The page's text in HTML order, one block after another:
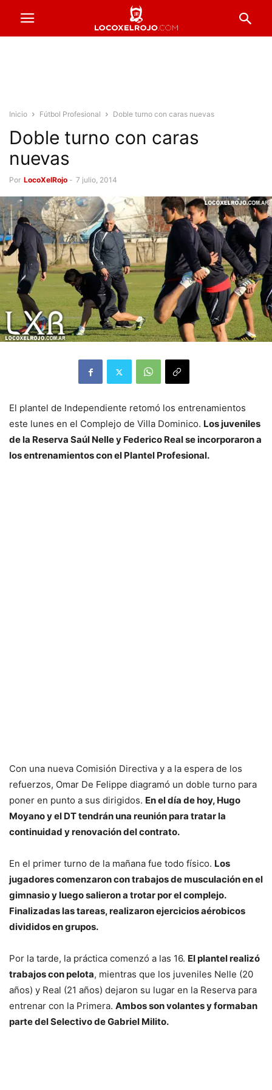
Inicio Fútbol Profesional Doble turno con caras nuevas
Doble turno con caras
nuevas
Por LocoXelRojo - 7 julio, 2014
El plantel de Independiente retomó los entrenamientos
este lunes en el Complejo de Villa Dominico. Los juveniles
de la Reserva Saúl Nelle y Federico Real se incorporaron a
los entrenamientos con el Plantel Profesional.
Con una nueva Comisión Directiva y a la espera de los
refuerzos, Omar De Felippe diagramó un doble turno para
poner en punto a sus dirigidos. En el día de hoy, Hugo
Moyano y el DT tendrán una reunión para tratar la
continuidad y renovación del contrato.
En el primer turno de la mañana fue todo físico. Los
jugadores comenzaron con trabajos de musculación en el
gimnasio y luego salieron a trotar por el complejo.
Finalizadas las tareas, realizaron ejercicios aérobicos
divididos en grupos.
Por la tarde, la práctica comenzó a las 16. El plantel realizó
trabajos con pelota, mientras que los juveniles Nelle (20
años) y Real (21 años) dejaron su lugar en la Reserva para
entrenar con la Primera. Ambos son volantes y formaban
parte del Selectivo de Gabriel Milito.